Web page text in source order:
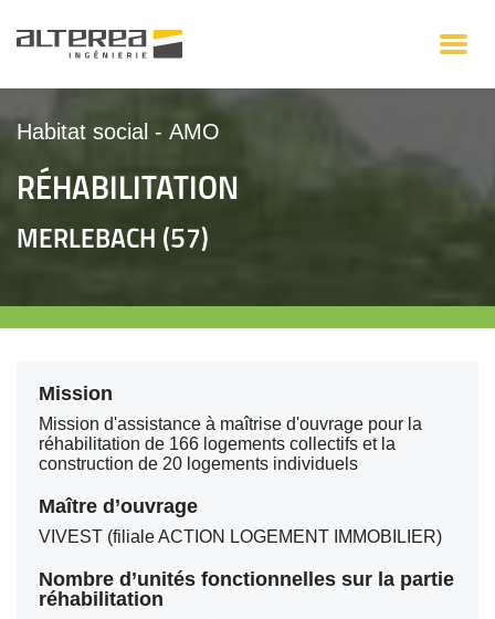
Habitat social - AMO
RÉHABILITATION
MERLEBACH (57)
Mission
Mission d'assistance à maîtrise d'ouvrage pour la
réhabilitation de 166 logements collectifs et la
construction de 20 logements individuels
Maître d’ouvrage
VIVEST (filiale ACTION LOGEMENT IMMOBILIER)
Nombre d’unités fonctionnelles sur la partie
réhabilitation